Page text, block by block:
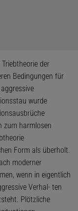
der
Bedingungen für
wurde
zum harmlosen
Form als überholt.
moderner
wenn in eigentlich
Verhal- ten
Plötzliche